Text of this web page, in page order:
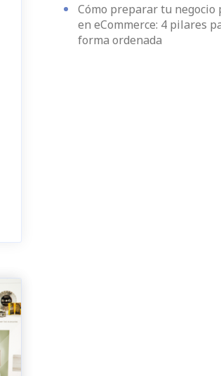
Cómo preparar tu negocio
en eCommerce: 4 pilares
forma ordenada